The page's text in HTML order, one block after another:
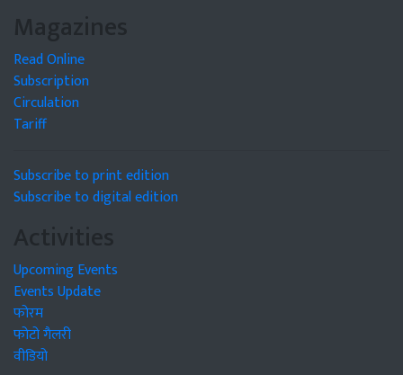
Magazines
Read Online
Subscription
Circulation
Tariff
Subscribe to print edition
Subscribe to digital edition
Activities
Upcoming Events
Events Update
फोरम
फोटो गैलरी
वीडियो